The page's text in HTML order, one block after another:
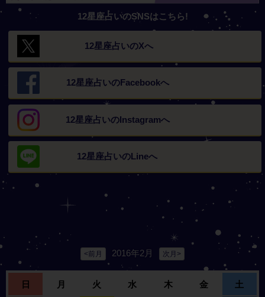
<前月 2016年2月 次月>
日 月 火 水 木 金 土
12星座占いのSNSはこちら!
12星座占いのXへ
12星座占いのFacebookへ
12星座占いのInstagramへ
12星座占いのLineへ